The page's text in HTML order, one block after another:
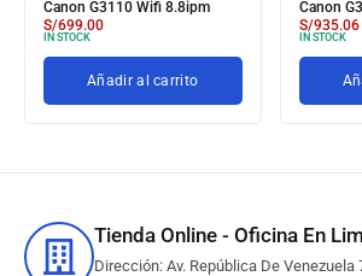
Canon G3110 Wifi 8.8ipm
S/699.00
IN STOCK
Añadir al carrito
Canon
S/935.06
IN STOCK
Tienda Online - Oficina En
Dirección: Av. República De Venezuela